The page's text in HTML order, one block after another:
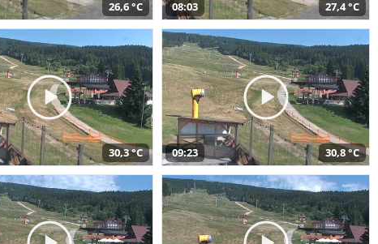
26,6 °C 08:03 27,4 °C
30,3 °C 09:23 30,8 °C